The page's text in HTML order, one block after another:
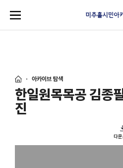
아카이브 탐색
한일원목목공 김종
진
다